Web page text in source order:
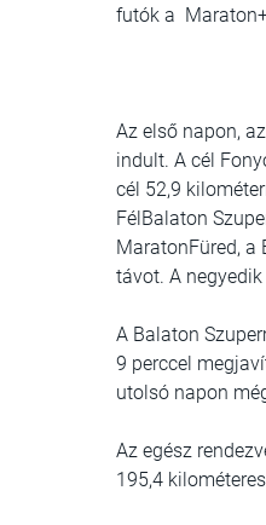
futók a
Az első napon,
indult. A cél
cél 52,9
FélBalaton
MaratonFüred,
távot. A
A Balaton
9 perccel
utolsó napon
Az egész
195,4